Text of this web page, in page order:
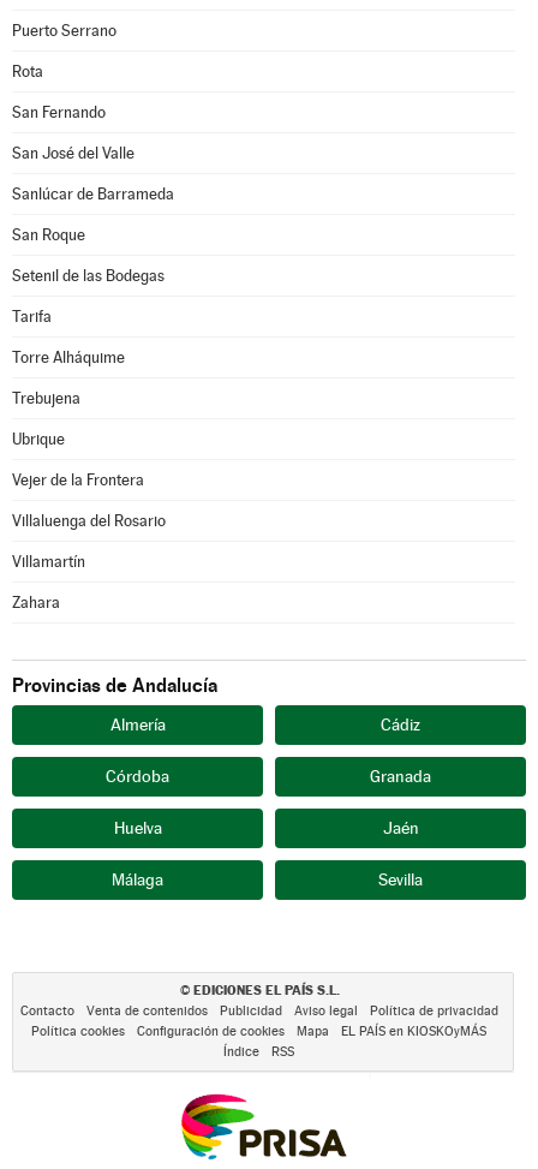
Puerto Serrano
Rota
San Fernando
San José del Valle
Sanlúcar de Barrameda
San Roque
Setenil de las Bodegas
Tarifa
Torre Alháquime
Trebujena
Ubrique
Vejer de la Frontera
Villaluenga del Rosario
Villamartín
Zahara
Provincias de Andalucía
Almería Cádiz
Córdoba Granada
Huelva Jaén
Málaga Sevilla
© EDICIONES EL PAÍS S.L.
Contacto Venta de contenidos Publicidad Aviso legal
Política de privacidad
Política cookies
Configuración de cookies Mapa
EL PAÍS en KIOSKOyMÁS
Índice
RSS